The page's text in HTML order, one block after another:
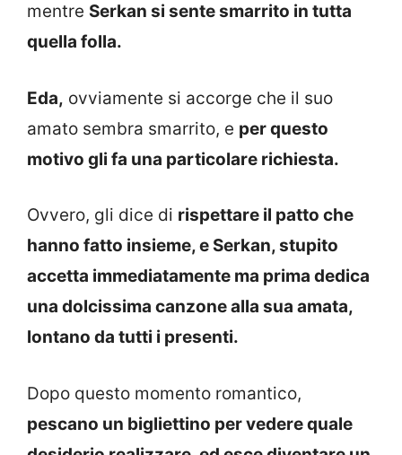
mentre Serkan si sente smarrito in tutta
quella folla.
Eda, ovviamente si accorge che il suo
amato sembra smarrito, e per questo
motivo gli fa una particolare richiesta.
Ovvero, gli dice di rispettare il patto che
hanno fatto insieme, e Serkan, stupito
accetta immediatamente ma prima dedica
una dolcissima canzone alla sua amata,
lontano da tutti i presenti.
Dopo questo momento romantico,
pescano un bigliettino per vedere quale